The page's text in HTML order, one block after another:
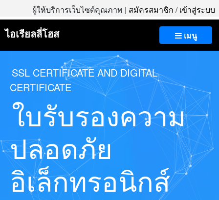
ผู้ให้บริการเว็บไซต์คุณภาพ | สมัครสมาชิก /เข้าสู่ระบบ
เมนู
ไอเรียลลี่โฮส
SSL CERTIFICATE AND DIGITAL
CERTIFICATE
ใบรับรองความ
ปลอดภัย
อิเล็กทรอนิกส์